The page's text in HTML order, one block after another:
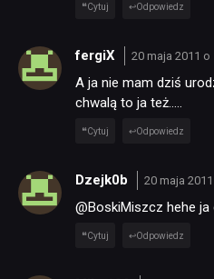
Cytuj Odpowiedz
fergiX 20 maja 2011 o
A ja nie mam dziś
chwalą to ja też…..
Cytuj Odpowiedz
Dzejk0b 20 maja
@BoskiMiszcz hehe
Cytuj Odpowiedz